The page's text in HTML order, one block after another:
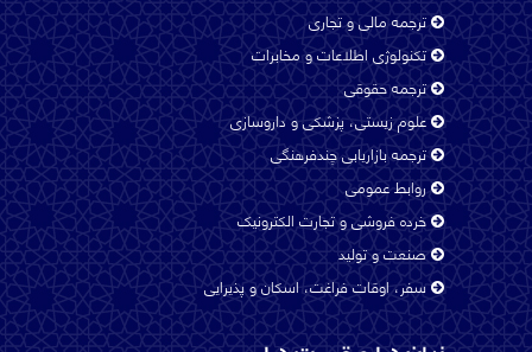
German
Hindi
Italian
Japanese
ترجمه مالی و تجاری
تکنولوژی اطلاعات و مخابرات
ترجمه حقوقی
علوم زیستی، پزشکی و داروسازی
ترجمه بازاریابی چندفرهنگی
روابط عمومی
خرده فروشی و تجارت الکترونیک
صنعت و تولید
سفر، اوقات فراغت، اسکان و پذیرایی